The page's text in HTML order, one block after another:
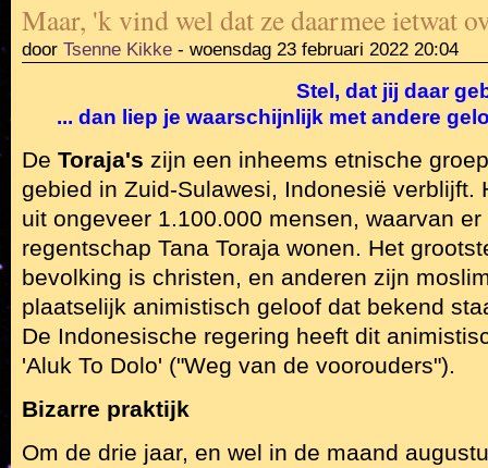
Maar, 'k vind wel dat ze daarmee ietwat
door Tsenne Kikke - woensdag 23 februari 2022 20:04
Stel, dat jij daar
... dan liep je waarschijnlijk met andere
De Toraja's zijn een inheems etnische
gebied in Zuid-Sulawesi, Indonesië verblijft.
uit ongeveer 1.100.000 mensen, waarvan
regentschap Tana Toraja wonen. Het
bevolking is christen, en anderen zijn
plaatselijk animistisch geloof dat bekend
De Indonesische regering heeft dit
'Aluk To Dolo' ("Weg van de voorouders").
Bizarre praktijk
Om de drie jaar, en wel in de maand